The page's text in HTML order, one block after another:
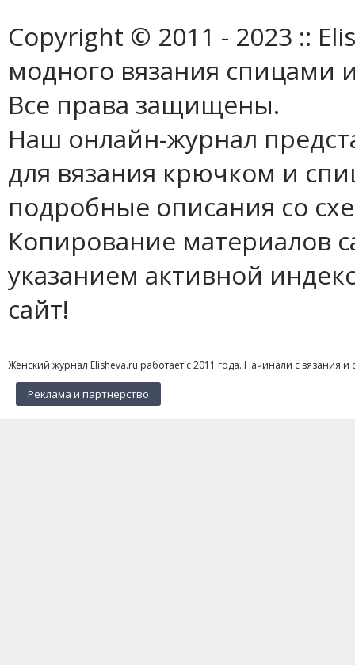
Copyright © 2011 - 2023 ::
модного вязания спицами
Все права защищены.
Наш онлайн-журнал
для вязания крючком и
подробные описания со
Копирование материалов
указанием активной
сайт!
Женский журнал Elisheva.ru работает с 2011 года. Начинали с вязания
Реклама и партнерство